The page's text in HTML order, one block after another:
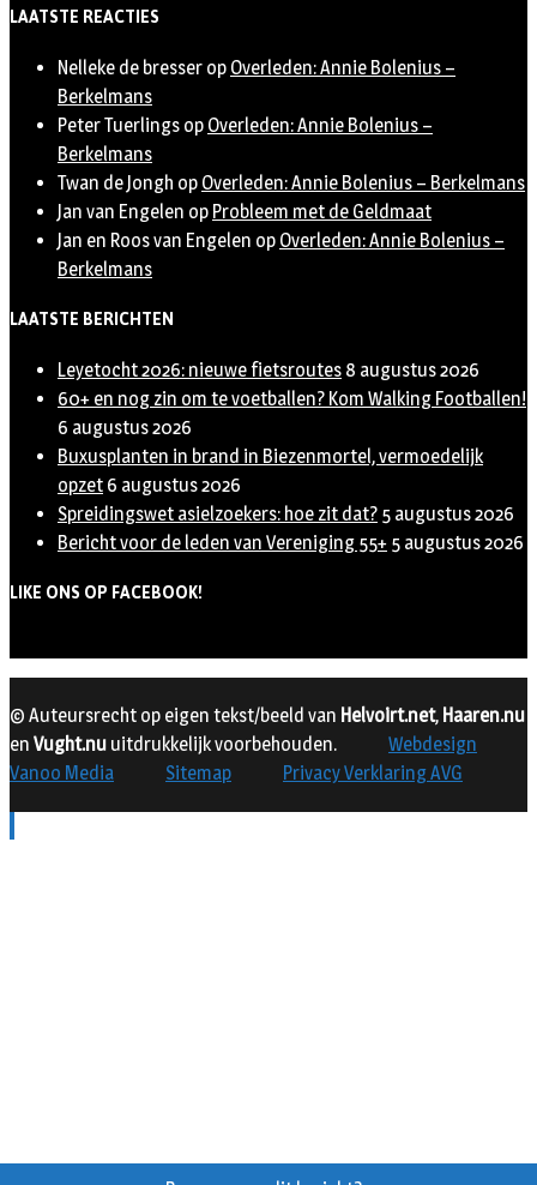
LAATSTE REACTIES
Nelleke de bresser op Overleden: Annie Bolenius –
Berkelmans
Peter Tuerlings op Overleden: Annie Bolenius –
Berkelmans
Twan de Jongh op Overleden: Annie Bolenius – Berkelmans
Jan van Engelen op Probleem met de Geldmaat
Jan en Roos van Engelen op Overleden: Annie Bolenius –
Berkelmans
LAATSTE BERICHTEN
Leyetocht 2026: nieuwe fietsroutes 8 augustus 2026
60+ en nog zin om te voetballen? Kom Walking Footballen!
6 augustus 2026
Buxusplanten in brand in Biezenmortel, vermoedelijk
opzet 6 augustus 2026
Spreidingswet asielzoekers: hoe zit dat? 5 augustus 2026
Bericht voor de leden van Vereniging 55+ 5 augustus 2026
LIKE ONS OP FACEBOOK!
© Auteursrecht op eigen tekst/beeld van Helvoirt.net, Haaren.nu
en Vught.nu uitdrukkelijk voorbehouden.
Webdesign
Vanoo Media
Sitemap Privacy Verklaring AVG